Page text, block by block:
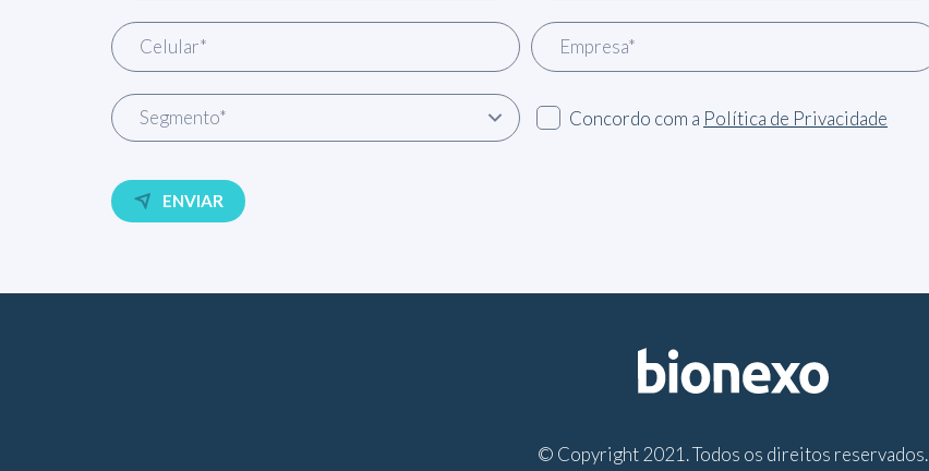
Concordo com a Política de Privacidade
ENVIAR
© Copyright 2021. Todos os direitos reservados.